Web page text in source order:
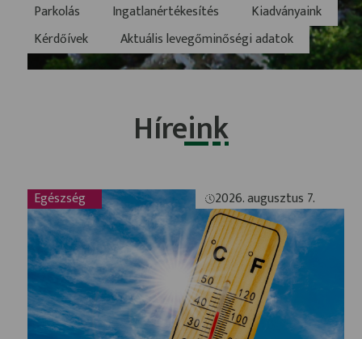
Parkolás
Ingatlanértékesítés
Kiadványaink
Kérdőívek
Aktuális levegőminőségi adatok
Híreink
Egészség 2026. augusztus 7.